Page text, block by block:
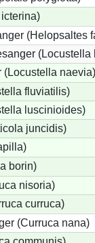
(Helopsaltes
(Locustella
naevia)
fluviatilis)
luscinioides)
juncidis)
borin)
nisoria)
curruca)
(Curruca nana)